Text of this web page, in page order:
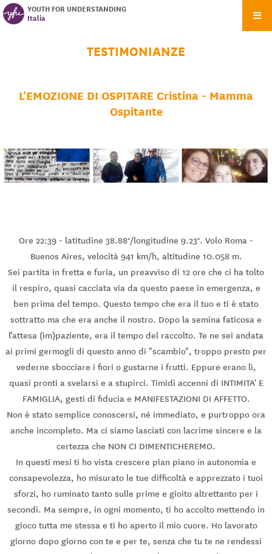
YOUTH FOR UNDERSTANDING
Italia
TESTIMONIANZE
L'EMOZIONE DI OSPITARE Cristina - Mamma
Ospitante
Ore 22:39 - latitudine 38.88°/longitudine 9.23°. Volo Roma -
Buenos Aires, velocità 941 km/h, altitudine 10.058 m.
Sei partita in fretta e furia, un preavviso di 12 ore che ci ha tolto
il respiro, quasi cacciata via da questo paese in emergenza, e
ben prima del tempo. Questo tempo che era il tuo e ti è stato
sottratto ma che era anche il nostro. Dopo la semina faticosa e
l’attesa (im)paziente, era il tempo del raccolto. Te ne sei andata
ai primi germogli di questo anno di "scambio", troppo presto per
vederne sbocciare i fiori o gustarne i frutti. Eppure erano lì,
quasi pronti a svelarsi e a stupirci. Timidi accenni di INTIMITA' E
FAMIGLIA, gesti di fiducia e MANIFESTAZIONI DI AFFETTO.
Non è stato semplice conoscersi, né immediato, e purtroppo ora
anche incompleto. Ma ci siamo lasciati con lacrime sincere e la
certezza che NON CI DIMENTICHEREMO.
In questi mesi ti ho vista crescere pian piano in autonomia e
consapevolezza, ho misurato le tue difficoltà e apprezzato i tuoi
sforzi, ho ruminato tanto sulle prime e gioito altrettanto per i
secondi. Ma sempre, in ogni momento, ti ho accolto mettendo in
gioco tutta me stessa e ti ho aperto il mio cuore. Ho lavorato
giorno dopo giorno con te e per te, senza che tu te ne rendessi